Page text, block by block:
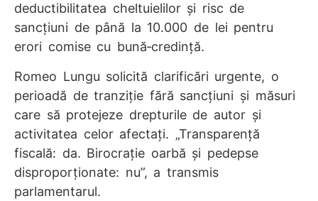
deductibilitatea cheltuielilor și risc de
sancțiuni de până la 10.000 de lei pentru
erori comise cu bună‑credință.
Romeo Lungu solicită clarificări urgente, o
perioadă de tranziție fără sancțiuni și măsuri
care să protejeze drepturile de autor și
activitatea celor afectați. „Transparență
fiscală: da. Birocrație oarbă și pedepse
disproporționate: nu”, a transmis
parlamentarul.